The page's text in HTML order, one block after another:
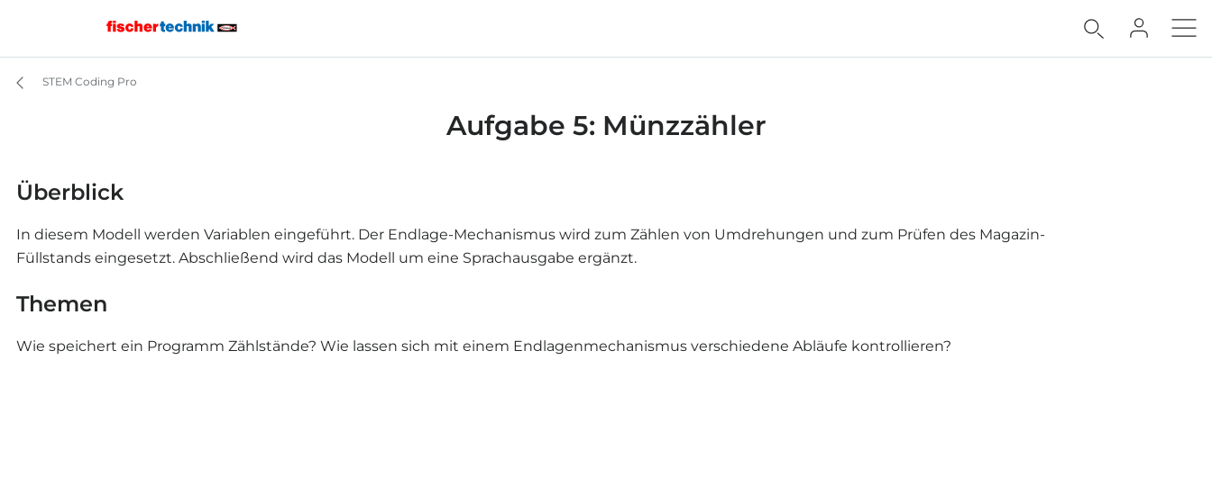
STEM Coding Pro
Aufgabe 5: Münzzähler
Überblick
In diesem Modell werden Variablen eingeführt. Der Endlage-Mechanismus wird zum Zählen von Umdrehungen und zum Prüfen des Magazin-
Füllstands eingesetzt. Abschließend wird das Modell um eine Sprachausgabe ergänzt.
Themen
Wie speichert ein Programm Zählstände? Wie lassen sich mit einem Endlagenmechanismus verschiedene Abläufe kontrollieren?